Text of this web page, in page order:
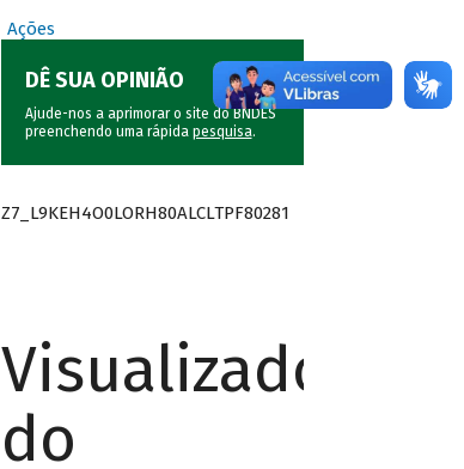
Ações
DÊ SUA OPINIÃO
Ajude-nos a aprimorar o site do BNDES
preenchendo uma rápida pesquisa.
Z7_L9KEH4O0LORH80ALCLTPF80281
Visualizador
do